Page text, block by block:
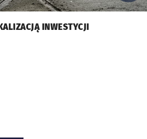
INWESTYCJI